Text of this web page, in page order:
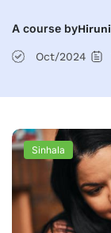
A course by
Oct/2024
Sinhala